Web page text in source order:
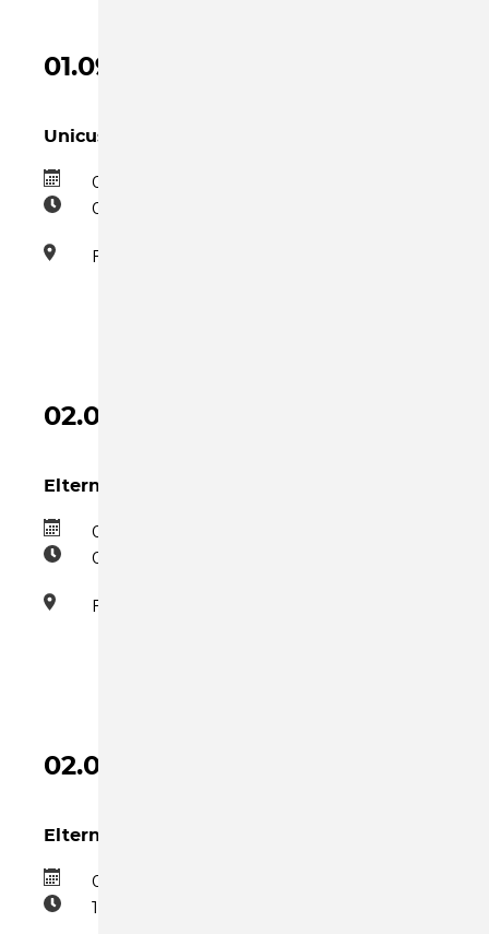
01.09.2026
Unicus
01.09.2026
09:00–10:30
Familienzentrum
02.09.2026
Eltern-Kind-Gruppe Mittwoch
02.09.2026
09:00–10:30
Familienzentrum
02.09.2026
Eltern-Kind-Gruppe Mittwoch Nachmittag
02.09.2026
15:30–17:00